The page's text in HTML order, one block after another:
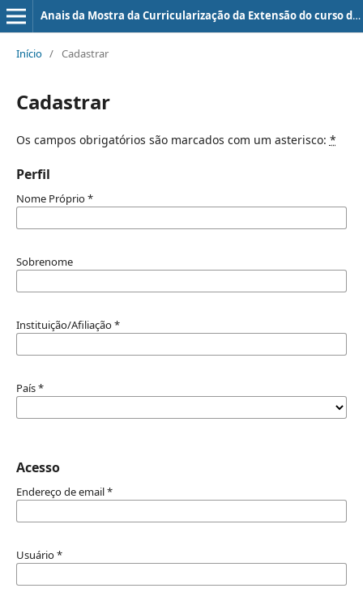
Anais da Mostra da Curricularização da Extensão do curso de Medicina da UniEVANGÉLICA
Início / Cadastrar
Cadastrar
Os campos obrigatórios são marcados com um asterisco: *
Perfil
Nome Próprio*
Sobrenome
Instituição/Afiliação*
País*
Acesso
Endereço de email*
Usuário*